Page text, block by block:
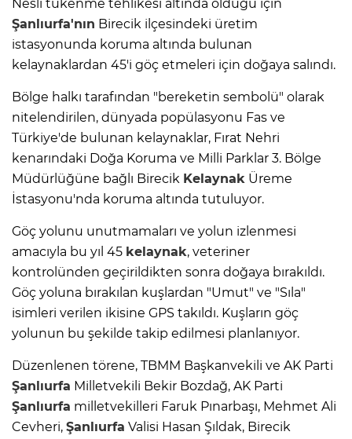
Nesli tükenme tehlikesi altında olduğu için
Şanlıurfa'nın Birecik ilçesindeki üretim
istasyonunda koruma altında bulunan
kelaynaklardan 45'i göç etmeleri için doğaya salındı.
Bölge halkı tarafından "bereketin sembolü" olarak
nitelendirilen, dünyada popülasyonu Fas ve
Türkiye'de bulunan kelaynaklar, Fırat Nehri
kenarındaki Doğa Koruma ve Milli Parklar 3. Bölge
Müdürlüğüne bağlı Birecik Kelaynak Üreme
İstasyonu'nda koruma altında tutuluyor.
Göç yolunu unutmamaları ve yolun izlenmesi
amacıyla bu yıl 45 kelaynak, veteriner
kontrolünden geçirildikten sonra doğaya bırakıldı.
Göç yoluna bırakılan kuşlardan "Umut" ve "Sıla"
isimleri verilen ikisine GPS takıldı. Kuşların göç
yolunun bu şekilde takip edilmesi planlanıyor.
Düzenlenen törene, TBMM Başkanvekili ve AK Parti
Şanlıurfa Milletvekili Bekir Bozdağ, AK Parti
Şanlıurfa milletvekilleri Faruk Pınarbaşı, Mehmet Ali
Cevheri, Şanlıurfa Valisi Hasan Şıldak, Birecik